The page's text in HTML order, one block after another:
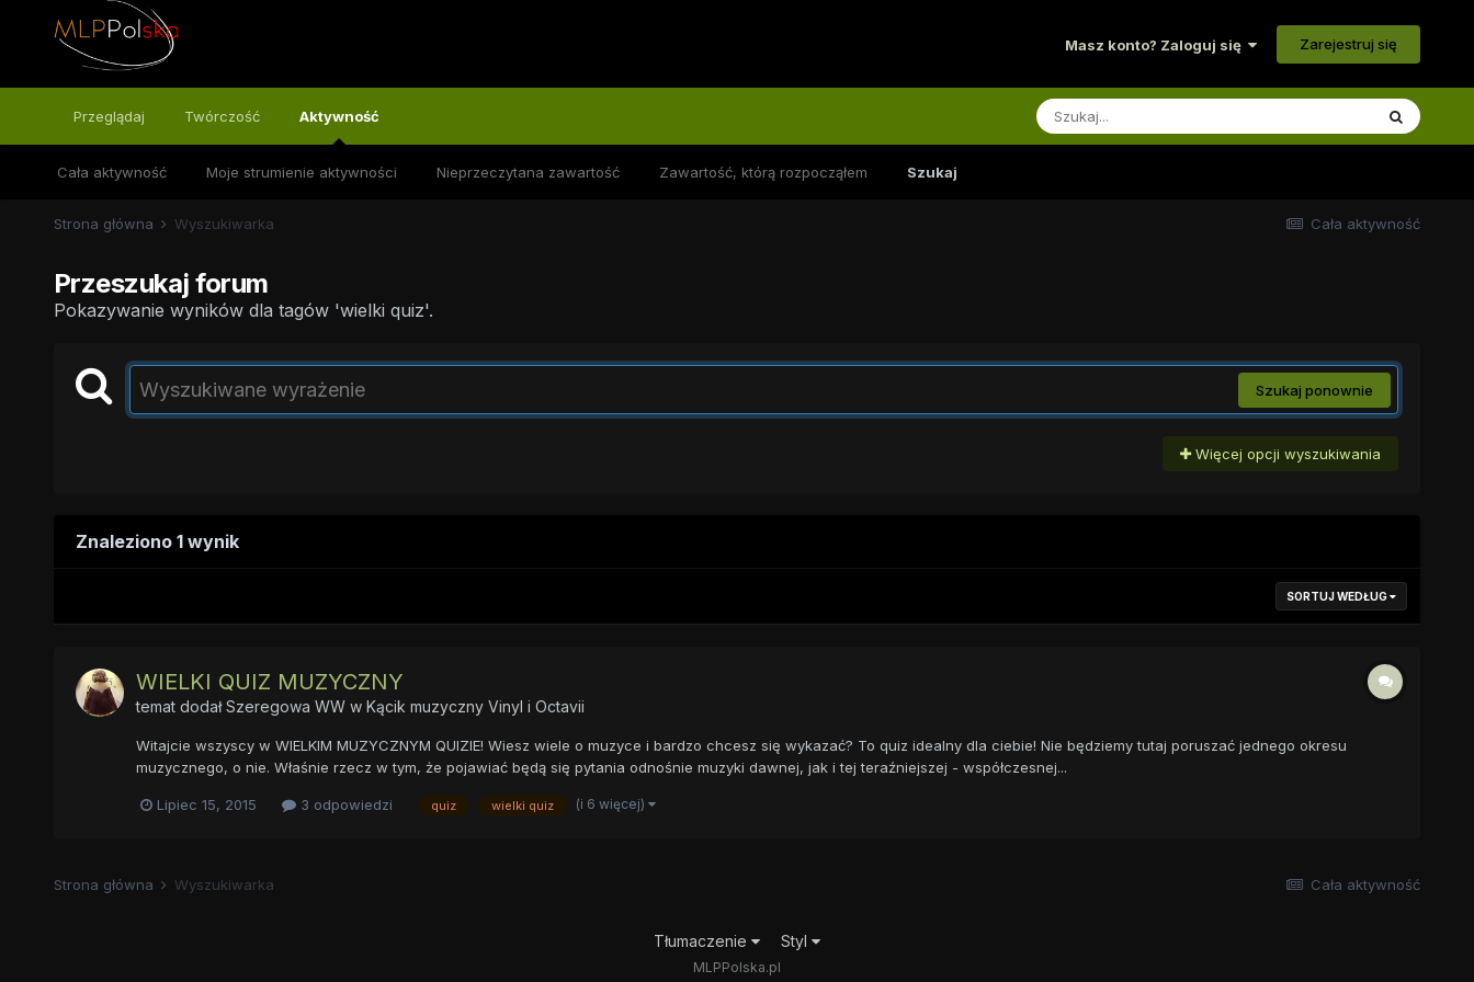
Masz konto? Zaloguj się Zarejestruj się
Przeglądaj Twórczość Aktywność
Cała aktywność Moje strumienie aktywności Nieprzeczytana zawartość Zawartość, którą rozpocząłem Szukaj
Cała aktywność
Strona główna Wyszukiwarka
Przeszukaj forum
Pokazywanie wyników dla tagów 'wielki quiz'.
Szukaj ponownie
Więcej opcji wyszukiwania
Znaleziono 1 wynik
SORTUJ WEDŁUG
WIELKI QUIZ MUZYCZNY
temat dodałSzeregowa WWw Kącik muzyczny Vinyl i Octavii
Witajcie wszyscy w WIELKIM MUZYCZNYM QUIZIE! Wiesz wiele o muzyce i bardzo chcesz się wykazać? To quiz idealny dla ciebie! Nie będziemy tutaj poruszać jednego okresu
muzycznego, o nie. Właśnie rzecz w tym, że pojawiać będą się pytania odnośnie muzyki dawnej, jak i tej teraźniejszej - współczesnej...
Lipiec 15, 2015 3 odpowiedzi quiz wielki quiz (i 6 więcej)
Cała aktywność
Strona główna Wyszukiwarka
Tłumaczenie Styl
MLPPolska.pl